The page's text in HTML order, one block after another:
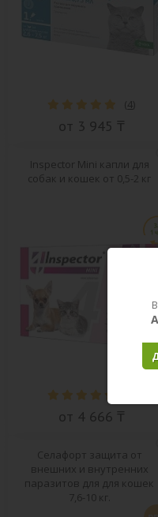
(4)
от 3 945 ₸
Inspector Mini капли для
собак и кошек от 0,5-2 кг
от 4 666 ₸
Селафорт защита от
внешних и внутренних
паразитов для для кошек
7,6-10 кг.